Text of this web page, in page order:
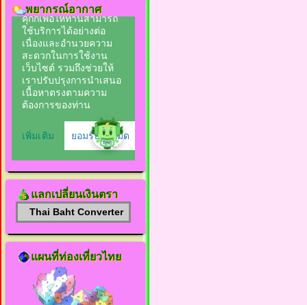
พยากรณ์อากาศ
แลกเปลี่ยนเงินตรา
Thai Baht Converter
แผนที่ท่องเที่ยวไทย